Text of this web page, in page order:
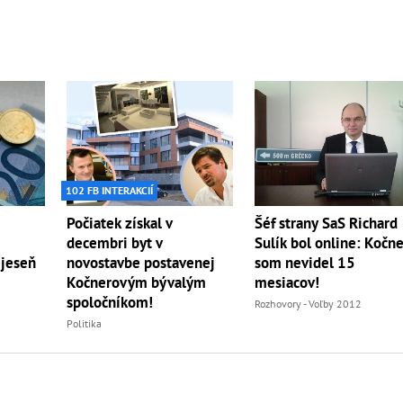
102 FB INTERAKCIÍ
Počiatek získal v
decembri byt v
novostavbe postavenej
Kočnerovým bývalým
spoločníkom!
Politika
Šéf strany SaS Richard
Sulík bol online:
som nevidel 15
mesiacov!
Rozhovory - Voľby 2012